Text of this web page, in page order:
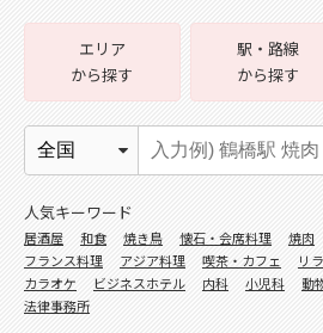
エリア
から探す
駅・路線
から探す
人気キーワード
居酒屋 和食 焼き鳥 懐石・会席料理 焼肉
フランス料理
アジア料理 喫茶・カフェ リ
カラオケ
ビジネスホテル 内科 小児科 動
法律事務所